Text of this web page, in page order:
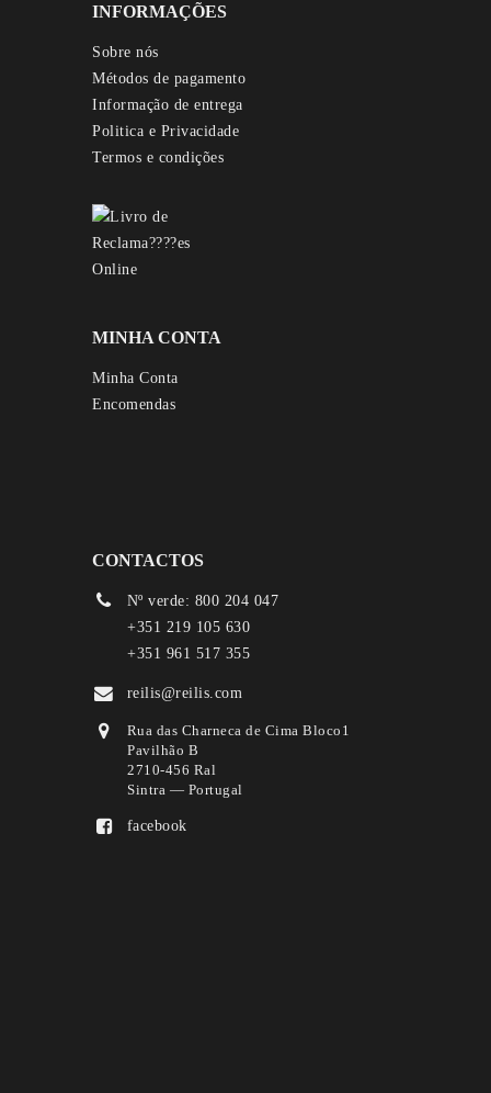
INFORMAÇÕES
Sobre nós
Métodos de pagamento
Informação de entrega
Politica e Privacidade
Termos e condições
MINHA CONTA
Minha Conta
Encomendas
CONTACTOS
Nº verde: 800 204 047
+351 219 105 630
+351 961 517 355
reilis@reilis.com
Rua das Charneca de Cima Bloco1
Pavilhão B
2710-456 Ral
Sintra — Portugal
facebook